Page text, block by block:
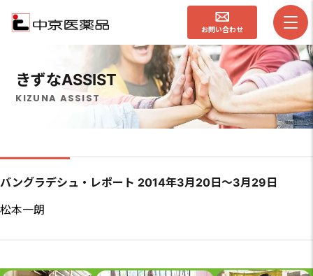
お問い合わせ
きずなASSIST
KIZUNA ASSIST
バングラデシュ・レポート 2014年3月20日〜3月29日
松本一朗